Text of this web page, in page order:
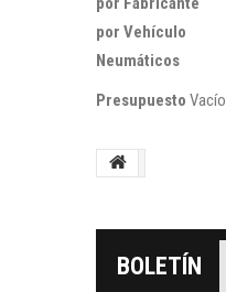
por Vehículo
Neumáticos
Presupuesto Vacío
BOLETÍN